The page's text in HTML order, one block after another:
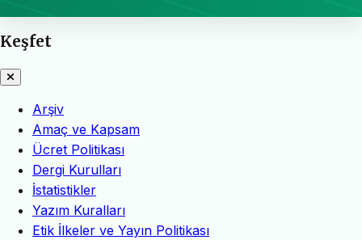
Keşfet
Arşiv
Amaç ve Kapsam
Ücret Politikası
Dergi Kurulları
İstatistikler
Yazım Kuralları
Etik İlkeler ve Yayın Politikası